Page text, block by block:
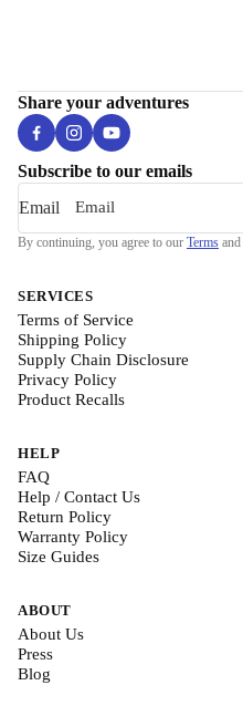
Share your adventures
Subscribe to our emails
Email
By continuing, you agree to our Terms and
SERVICES
Terms of Service
Shipping Policy
Supply Chain Disclosure
Privacy Policy
Product Recalls
HELP
FAQ
Help / Contact Us
Return Policy
Warranty Policy
Size Guides
ABOUT
About Us
Press
Blog